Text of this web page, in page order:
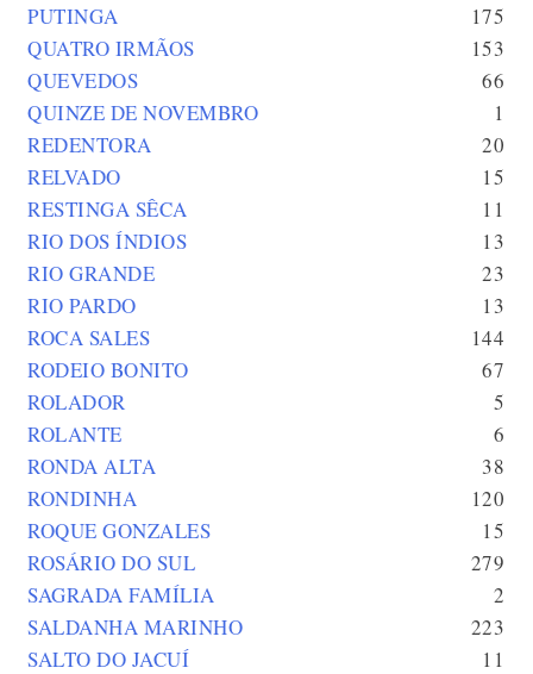
PUTINGA
175
QUATRO IRMÃOS
153
QUEVEDOS
66
QUINZE DE NOVEMBRO
1
REDENTORA
20
RELVADO
15
RESTINGA SÊCA
11
RIO DOS ÍNDIOS
13
RIO GRANDE
23
RIO PARDO
13
ROCA SALES
144
RODEIO BONITO
67
ROLADOR
5
ROLANTE
6
RONDA ALTA
38
RONDINHA
120
ROQUE GONZALES
15
ROSÁRIO DO SUL
279
SAGRADA FAMÍLIA
2
SALDANHA MARINHO
223
SALTO DO JACUÍ
11